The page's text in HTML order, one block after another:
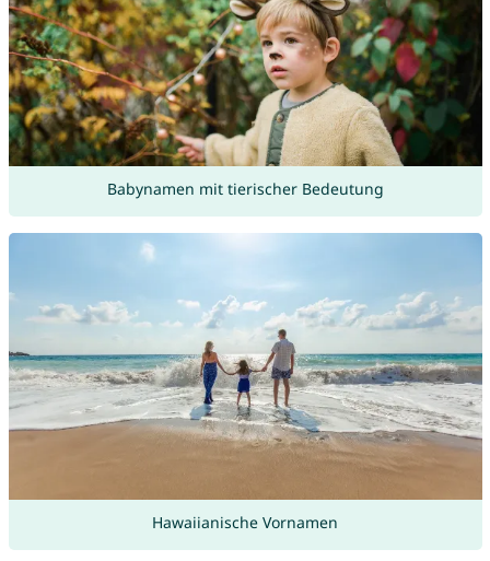
Babynamen mit tierischer Bedeutung
Hawaiianische Vornamen